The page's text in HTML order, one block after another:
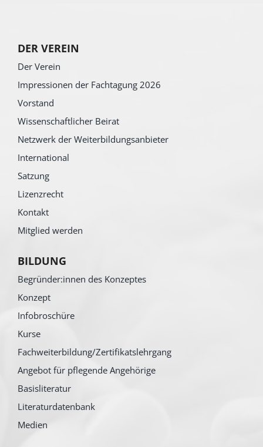
DER VEREIN
Der Verein
Impressionen der Fachtagung 2026
Vorstand
Wissenschaftlicher Beirat
Netzwerk der Weiterbildungsanbieter
International
Satzung
Lizenzrecht
Kontakt
Mitglied werden
BILDUNG
Begründer:innen des Konzeptes
Konzept
Infobroschüre
Kurse
Fachweiterbildung/Zertifikatslehrgang
Angebot für pflegende Angehörige
Basisliteratur
Literaturdatenbank
Medien